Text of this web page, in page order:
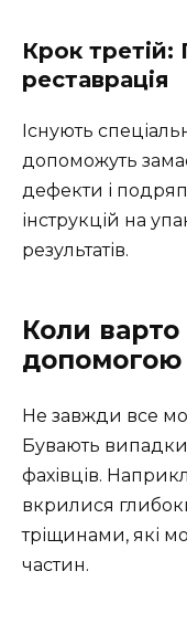
Крок третій:
реставрація
Існують
допоможуть
дефекти і
інструкцій на
результатів.
Коли
допомогою
Не завжди все
Бувають
фахівців.
вкрилися
тріщинами, які
частин.